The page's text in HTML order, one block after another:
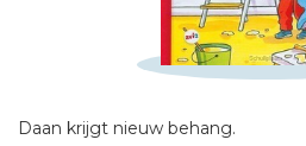
Daan krijgt nieuw behang.
Schrijf hieronder je review!